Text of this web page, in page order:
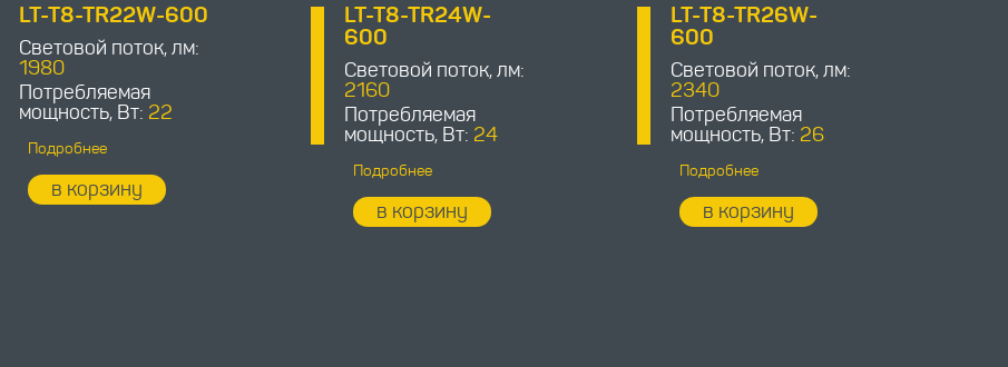
LT-T8-TR22W-600
Световой поток, лм:
1980
Потребляемая
мощность, Вт: 22
Подробнее
в корзину
LT-T8-TR24W-
600
Световой поток, лм:
2160
Потребляемая
мощность, Вт: 24
Подробнее
в корзину
LT-T8-TR26W-
600
Световой поток, лм:
2340
Потребляемая
мощность, Вт: 26
Подробнее
в корзину